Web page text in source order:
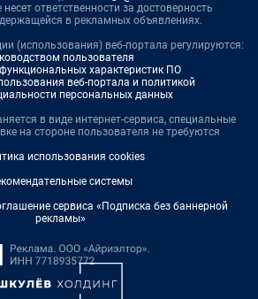
ответственности за достоверность
в рекламных объявлениях.
(использования) веб-портала регулируются:
пользователя
характеристик ПО
веб-портала и политикой
персональных данных
в виде интернет-сервиса, специальные
на стороне пользователя не требуются
использования cookies
системы
сервиса «Подписка без баннерной
рекламы»